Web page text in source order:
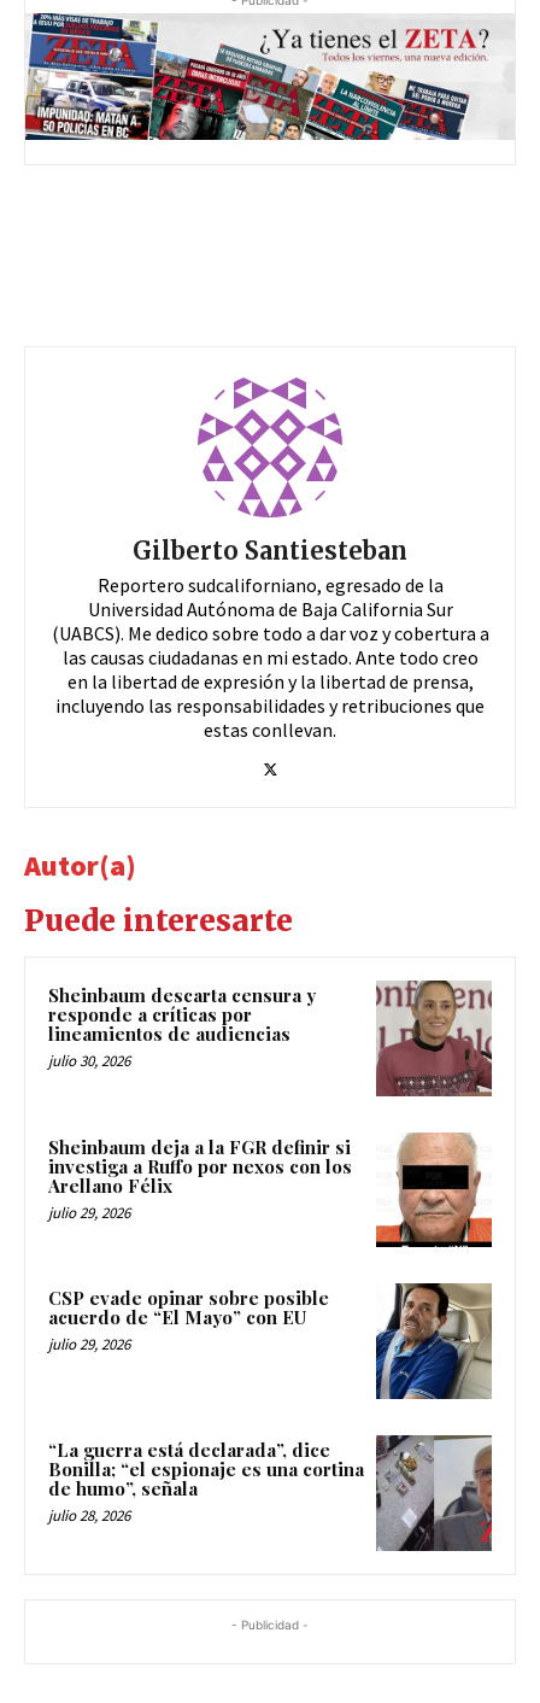
Gilberto Santiesteban
Reportero sudcaliforniano, egresado de la
Universidad Autónoma de Baja California Sur
(UABCS). Me dedico sobre todo a dar voz y cobertura a
las causas ciudadanas en mi estado. Ante todo creo
en la libertad de expresión y la libertad de prensa,
incluyendo las responsabilidades y retribuciones que
estas conllevan.
Autor(a)
Puede interesarte
Sheinbaum descarta censura y
responde a críticas por
lineamientos de audiencias
julio 30, 2026
Sheinbaum deja a la FGR definir si
investiga a Ruffo por nexos con los
Arellano Félix
julio 29, 2026
CSP evade opinar sobre posible
acuerdo de “El Mayo” con EU
julio 29, 2026
“La guerra está declarada”, dice
Bonilla; “el espionaje es una cortina
de humo”, señala
julio 28, 2026
- Publicidad -